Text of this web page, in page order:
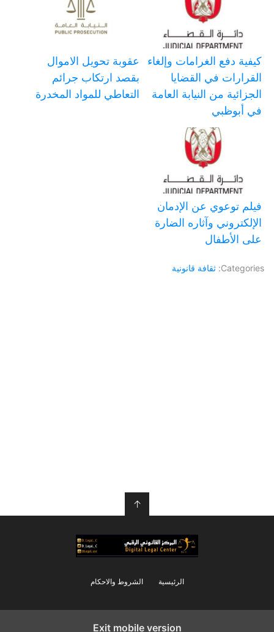
كيفية دفع الغرامات وإلغاء
القرارات في القضايا
الجزائية من النيابة العامة
في أبوظبي
عقوبة تحويل الاموال
بقصد ارتكاب جرائم
التعاطي للمواد المخدرة
فيلم توعوي عن الإدمان
الإلكتروني وآثاره الضارة
على الأطفال
Categories: ثقافة قانونية
↑
الرئيسية الشروط والاحكام
Exit mobile version